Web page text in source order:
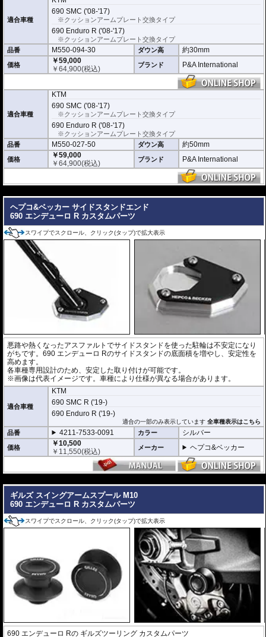
適合車種
690 SMC ('08-'17)
※クッションアームプレート交換タイプ
690 Enduro R ('08-'17)
※クッションアームプレート交換タイプ
品番
M550-094-30 ダウン高 約30mm
価格
￥59,000
￥64,900(税込) ブランド P&A International
適合車種
KTM
690 SMC ('08-'17)
※クッションアームプレート交換タイプ
690 Enduro R ('08-'17)
※クッションアームプレート交換タイプ
品番
M550-027-50 ダウン高 約50mm
価格
￥59,000
￥64,900(税込) ブランド P&A International
ヘプコ&ベッカー サイドスタンドエンド
690 エンデューロ R カスタムパーツ
スワイプでスクロール、クリック(タップ)で拡大表示
悪路や熱くなったアスファルトでサイドスタンドを使った駐輪は不安定になり
がちです。690 エンデューロ Rのサイドスタンドの底面積を増やし、安定性を
高めます。
各車種専用設計のため、安定した取り付けが可能です。
※画像は代表イメージです。車種により仕様が異なる場合があります。
適合車種
KTM
690 SMC R ('19-)
690 Enduro R ('19-)
適合の一部のみ表示しています全車種表示はこちら
品番 4211-7533-0091 カラー シルバー
価格
￥10,500
￥ 11,550(税込) メーカー ヘプコ&ベッカー
ギルズ スイングアームスプール M10
690 エンデューロ R カスタムパーツ
スワイプでスクロール、クリック(タップ)で拡大表示
690 エンデューロ Rの ギルズツーリング カスタムパーツ